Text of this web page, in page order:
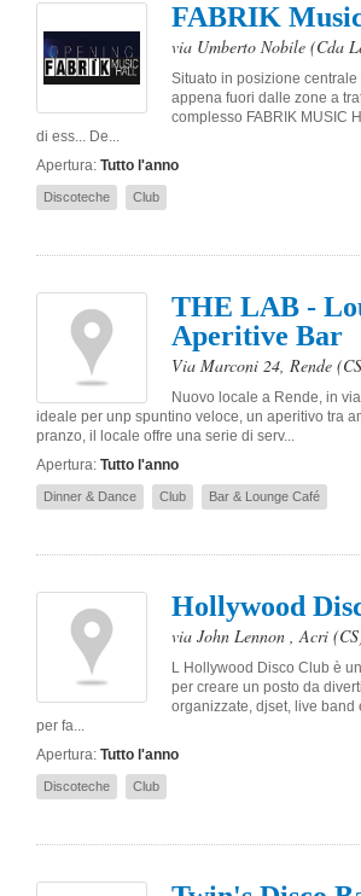
FABRIK
via Umberto Nobile (Cda
Situato in posizione centrale
appena fuori dalle zone a
complesso FABRIK MUSIC
di ess... De...
Apertura: Tutto l'anno
Discoteche Club
THE LAB -
Aperitive Bar
Via Marconi 24, Rende
Nuovo locale a Rende, in
ideale per unp spuntino veloce, un aperitivo tra
pranzo, il locale offre una serie di serv...
Apertura: Tutto l'anno
Dinner & Dance Club Bar & Lounge Café
Hollywood
via John Lennon ,Acri
L Hollywood Disco Club è
per creare un posto da
organizzate, djset, live band
per fa...
Apertura: Tutto l'anno
Discoteche Club